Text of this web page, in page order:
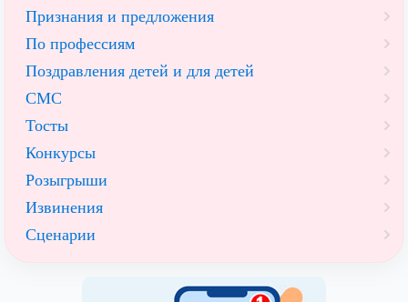
Признания и предложения
По профессиям
Поздравления детей и для детей
СМС
Тосты
Конкурсы
Розыгрыши
Извинения
Сценарии